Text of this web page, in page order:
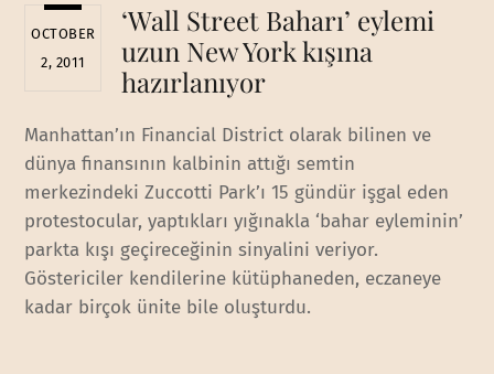
OCTOBER
2, 2011
‘Wall Street Baharı’ eylemi
uzun New York kışına
hazırlanıyor
Manhattan’ın Financial District olarak bilinen ve
dünya finansının kalbinin attığı semtin
merkezindeki Zuccotti Park’ı 15 gündür işgal eden
protestocular, yaptıkları yığınakla ‘bahar eyleminin’
parkta kışı geçireceğinin sinyalini veriyor.
Göstericiler kendilerine kütüphaneden, eczaneye
kadar birçok ünite bile oluşturdu.